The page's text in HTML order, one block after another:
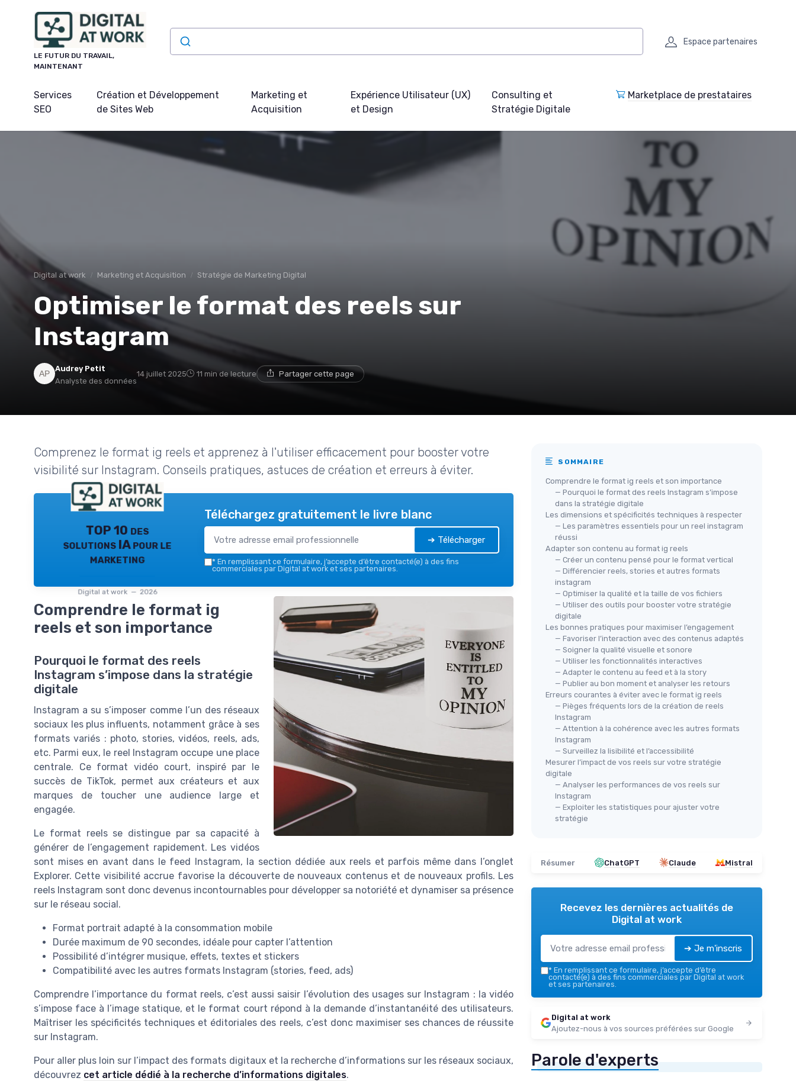
LE FUTUR DU TRAVAIL,
MAINTENANT
Espace partenaires
Services
SEO
Création et Développement
de Sites Web
Marketing et
Acquisition
Expérience Utilisateur (UX)
et Design
Consulting et
Stratégie Digitale
Marketplace de prestataires
Digital at work Marketing et Acquisition Stratégie de Marketing Digital
Optimiser le format des reels sur
Instagram
Audrey Petit
Analyste des données
14 juillet 2025 11 min de lecture Partager cette page
Comprenez le format ig reels et apprenez à l'utiliser efficacement pour booster votre
visibilité sur Instagram. Conseils pratiques, astuces de création et erreurs à éviter.
TOP 10 des
solutions IA pour le
marketing
Digital at work — 2026
Téléchargez gratuitement le livre blanc
➔ Télécharger
* En remplissant ce formulaire, j’accepte d’être contacté(e) à des fins
commerciales par Digital at work et ses partenaires.
Comprendre le format ig
reels et son importance
Pourquoi le format des reels
Instagram s’impose dans la stratégie
digitale
Instagram a su s’imposer comme l’un des réseaux
sociaux les plus influents, notamment grâce à ses
formats variés : photo, stories, vidéos, reels, ads,
etc. Parmi eux, le reel Instagram occupe une place
centrale. Ce format vidéo court, inspiré par le
succès de TikTok, permet aux créateurs et aux
marques de toucher une audience large et
engagée.
Le format reels se distingue par sa capacité à
générer de l’engagement rapidement. Les vidéos
sont mises en avant dans le feed Instagram, la section dédiée aux reels et parfois même dans l’onglet
Explorer. Cette visibilité accrue favorise la découverte de nouveaux contenus et de nouveaux profils. Les
reels Instagram sont donc devenus incontournables pour développer sa notoriété et dynamiser sa présence
sur le réseau social.
Format portrait adapté à la consommation mobile
Durée maximum de 90 secondes, idéale pour capter l’attention
Possibilité d’intégrer musique, effets, textes et stickers
Compatibilité avec les autres formats Instagram (stories, feed, ads)
Comprendre l’importance du format reels, c’est aussi saisir l’évolution des usages sur Instagram : la vidéo
s’impose face à l’image statique, et le format court répond à la demande d’instantanéité des utilisateurs.
Maîtriser les spécificités techniques et éditoriales des reels, c’est donc maximiser ses chances de réussite
sur Instagram.
Pour aller plus loin sur l’impact des formats digitaux et la recherche d’informations sur les réseaux sociaux,
découvrez cet article dédié à la recherche d’informations digitales.
SOMMAIRE
Comprendre le format ig reels et son importance
— Pourquoi le format des reels Instagram s’impose
dans la stratégie digitale
Les dimensions et spécificités techniques à respecter
— Les paramètres essentiels pour un reel instagram
réussi
Adapter son contenu au format ig reels
— Créer un contenu pensé pour le format vertical
— Différencier reels, stories et autres formats
instagram
— Optimiser la qualité et la taille de vos fichiers
— Utiliser des outils pour booster votre stratégie
digitale
Les bonnes pratiques pour maximiser l’engagement
— Favoriser l’interaction avec des contenus adaptés
— Soigner la qualité visuelle et sonore
— Utiliser les fonctionnalités interactives
— Adapter le contenu au feed et à la story
— Publier au bon moment et analyser les retours
Erreurs courantes à éviter avec le format ig reels
— Pièges fréquents lors de la création de reels
Instagram
— Attention à la cohérence avec les autres formats
Instagram
— Surveillez la lisibilité et l’accessibilité
Mesurer l’impact de vos reels sur votre stratégie
digitale
— Analyser les performances de vos reels sur
Instagram
— Exploiter les statistiques pour ajuster votre
stratégie
Résumer ChatGPT Claude Mistral
Recevez les dernières actualités de
Digital at work
➔ Je m'inscris
* En remplissant ce formulaire, j’accepte d’être
contacté(e) à des fins commerciales par Digital at work
et ses partenaires.
Digital at work
Ajoutez-nous à vos sources préférées sur Google
Parole d'experts